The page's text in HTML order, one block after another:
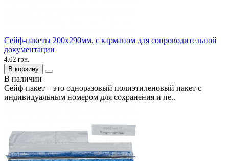
Сейф-пакеты 200х290мм, с карманом для сопроводительной
документации
4.02 грн.
В корзину
В наличии
Сейф-пакет – это одноразовый полиэтиленовый пакет с
индивидуальным номером для сохранения и пе..